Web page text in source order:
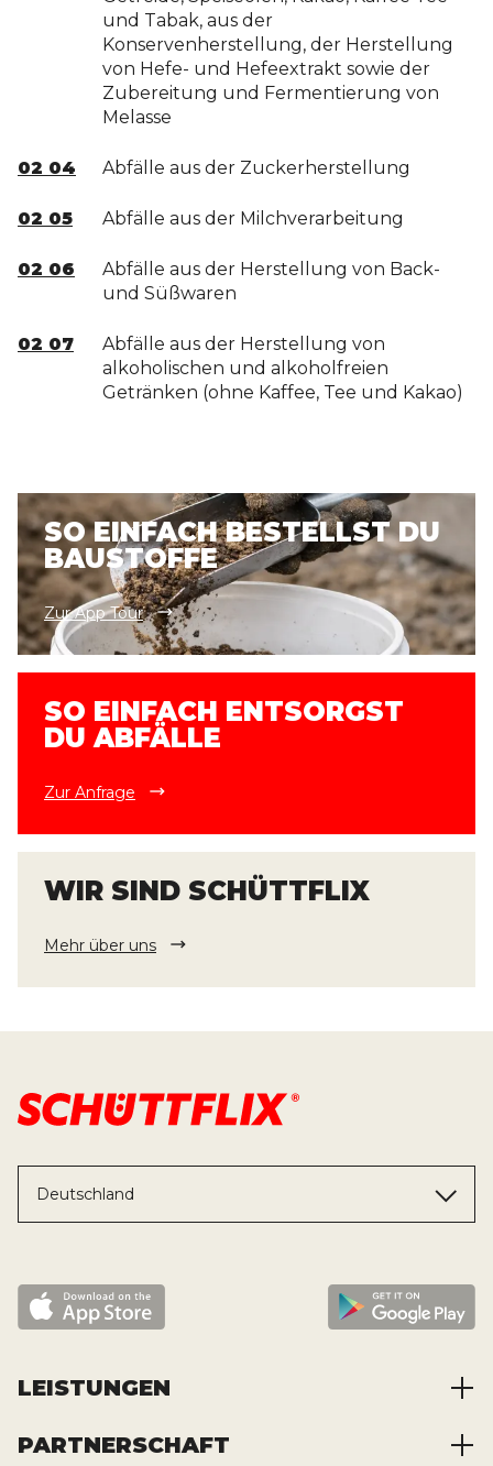
und Tabak, aus der
Konservenherstellung, der Herstellung
von Hefe- und Hefeextrakt sowie der
Zubereitung und Fermentierung von
Melasse
02 04 Abfälle aus der Zuckerherstellung
02 05 Abfälle aus der Milchverarbeitung
02 06
Abfälle aus der Herstellung von Back-
und Süßwaren
02 07
Abfälle aus der Herstellung von
alkoholischen und alkoholfreien
Getränken (ohne Kaffee, Tee und Kakao)
SO EINFACH BESTELLST DU
BAUSTOFFE
Zur App Tour
SO EINFACH ENTSORGST
DU ABFÄLLE
Zur Anfrage
WIR SIND SCHÜTTFLIX
Mehr über uns
Deutschland
LEISTUNGEN
Baustoffe kaufen
PARTNERSCHAFT